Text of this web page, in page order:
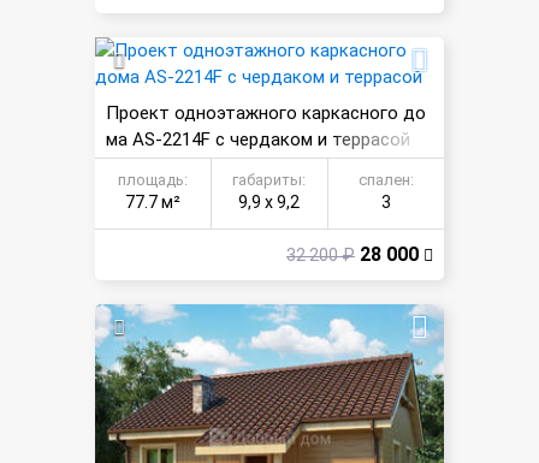
Проект одноэтажного каркасного до
ма AS-2214F с чердаком и террасой
площадь:
77.7 м²
габариты:
9,9 х 9,2
спален:
3
32 200 ₽ 28 000